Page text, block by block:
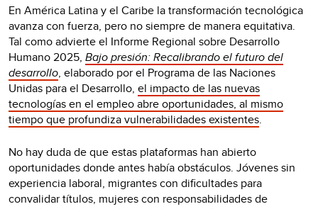
En América Latina y el Caribe la transformación tecnológica
avanza con fuerza, pero no siempre de manera equitativa.
Tal como advierte el Informe Regional sobre Desarrollo
Humano 2025, Bajo presión: Recalibrando el futuro del
desarrollo, elaborado por el Programa de las Naciones
Unidas para el Desarrollo, el impacto de las nuevas
tecnologías en el empleo abre oportunidades, al mismo
tiempo que profundiza vulnerabilidades existentes.
No hay duda de que estas plataformas han abierto
oportunidades donde antes había obstáculos. Jóvenes sin
experiencia laboral, migrantes con dificultades para
convalidar títulos, mujeres con responsabilidades de